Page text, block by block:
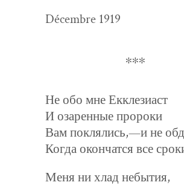
Décem­bre 1919
∗∗∗
Не обо мне Екклезиаст
И озаренные пророки
Вам поклялись,—и не
Когда окончатся все
Меня ни хлад небытия,